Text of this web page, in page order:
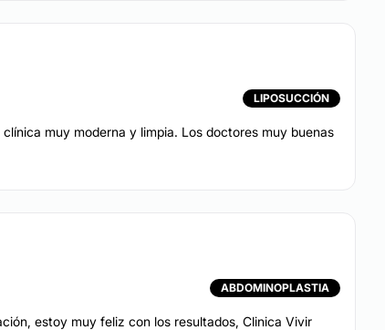
LIPOSUCCIÓN
muy moderna y limpia. Los doctores muy buenas
ABDOMINOPLASTIA
estoy muy feliz con los resultados, Clinica Vivir